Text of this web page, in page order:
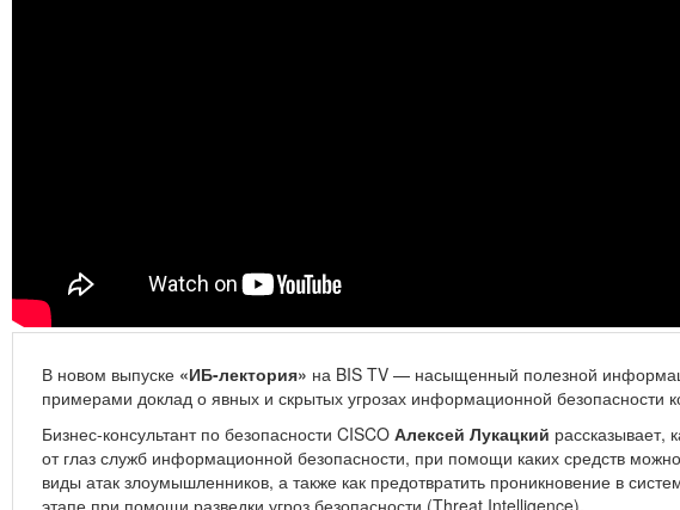
В новом выпуске «ИБ-лектория» на BIS TV — насыщенный полезной
примерами доклад о явных и скрытых угрозах информационной безопасности
Бизнес-консультант по безопасности CISCO Алексей Лукацкий рассказывает,
от глаз служб информационной безопасности, при помощи каких средств
виды атак злоумышленников, а также как предотвратить проникновение в
этапе при помощи разведки угроз безопасности (Threat Intelligence).